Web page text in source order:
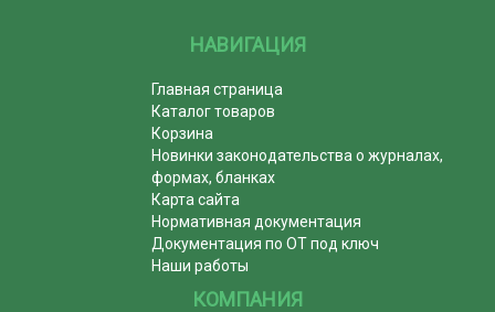
НАВИГАЦИЯ
Главная страница
Каталог товаров
Корзина
Новинки законодательства о журналах,
формах, бланках
Карта сайта
Нормативная документация
Документация по ОТ под ключ
Наши работы
КОМПАНИЯ